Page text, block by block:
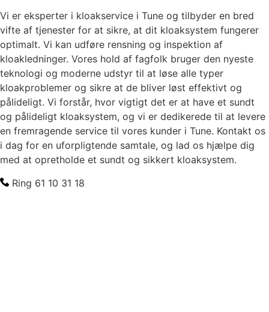
Vi er eksperter i kloakservice i Tune og tilbyder en bred
vifte af tjenester for at sikre, at dit kloaksystem fungerer
optimalt. Vi kan udføre rensning og inspektion af
kloakledninger. Vores hold af fagfolk bruger den nyeste
teknologi og moderne udstyr til at løse alle typer
kloakproblemer og sikre at de bliver løst effektivt og
pålideligt. Vi forstår, hvor vigtigt det er at have et sundt
og pålideligt kloaksystem, og vi er dedikerede til at levere
en fremragende service til vores kunder i Tune. Kontakt os
i dag for en uforpligtende samtale, og lad os hjælpe dig
med at opretholde et sundt og sikkert kloaksystem.
Ring 61 10 31 18